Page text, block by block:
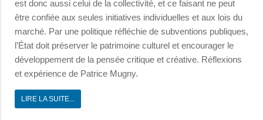
est donc aussi celui de la collectivité, et ce faisant ne peut
être confiée aux seules initiatives individuelles et aux lois du
marché. Par une politique réfléchie de subventions publiques,
l’État doit préserver le patrimoine culturel et encourager le
développement de la pensée critique et créative. Réflexions
et expérience de Patrice Mugny.
LIRE LA SUITE...